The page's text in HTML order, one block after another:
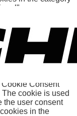
Consent
The cookies is
store the user
for the cookies in
"Necessary".
Consent
The cookie is used
the user consent
in the